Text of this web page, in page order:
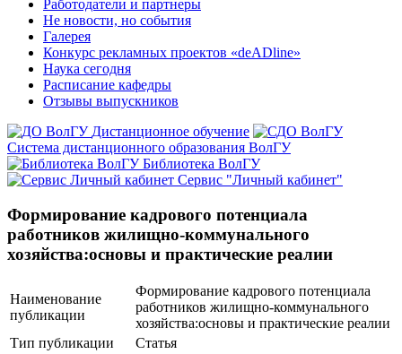
Работодатели и партнеры
Не новости, но события
Галерея
Конкурс рекламных проектов «deADline»
Наука сегодня
Расписание кафедры
Отзывы выпускников
Дистанционное обучение
Система дистанционного образования ВолГУ
Библиотека ВолГУ
Сервис "Личный кабинет"
Формирование кадрового потенциала
работников жилищно-коммунального
хозяйства:основы и практические реалии
Наименование
публикации
Формирование кадрового потенциала
работников жилищно-коммунального
хозяйства:основы и практические реалии
Тип публикации
Статья